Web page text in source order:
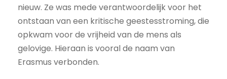
nieuw. Ze was mede verantwoordelijk voor het
ontstaan van een kritische geestesstroming, die
opkwam voor de vrijheid van de mens als
gelovige. Hieraan is vooral de naam van
Erasmus verbonden.